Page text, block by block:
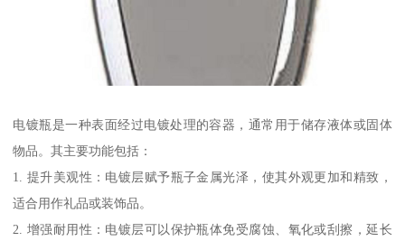
电镀瓶是一种表面经过电镀处理的容器，通常用于储存液体或固体
物品。其主要功能包括：
1. 提升美观性：电镀层赋予瓶子金属光泽，使其外观更加和精致，
适合用作礼品或装饰品。
2. 增强耐用性：电镀层可以保护瓶体免受腐蚀、氧化或刮擦，延长